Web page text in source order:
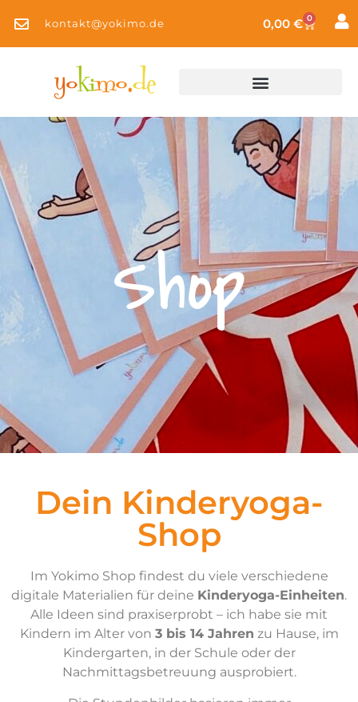
kontakt@yokimo.de 0,00 € 0
Shop
Dein Kinderyoga-
Shop
Im Yokimo Shop findest du viele verschiedene
digitale Materialien für deine Kinderyoga-Einheiten.
Alle Ideen sind praxiserprobt – ich habe sie mit
Kindern im Alter von 3 bis 14 Jahren zu Hause, im
Kindergarten, in der Schule oder der
Nachmittagsbetreuung ausprobiert.